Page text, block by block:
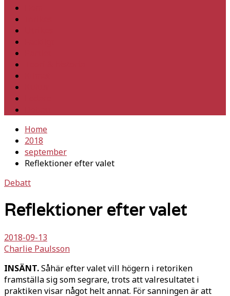
Home
2018
september
Reflektioner efter valet
Debatt
Reflektioner efter valet
2018-09-13
Charlie Paulsson
INSÄNT.Såhär efter valet vill högern i retoriken
framställa sig som segrare, trots att valresultatet i
praktiken visar något helt annat. För sanningen är att